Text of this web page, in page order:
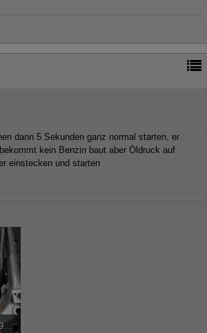
dann 5 Sekunden ganz normal starten, er
kein Benzin baut aber Öldruck auf
einstecken und starten
27b23d398d96.jpeg